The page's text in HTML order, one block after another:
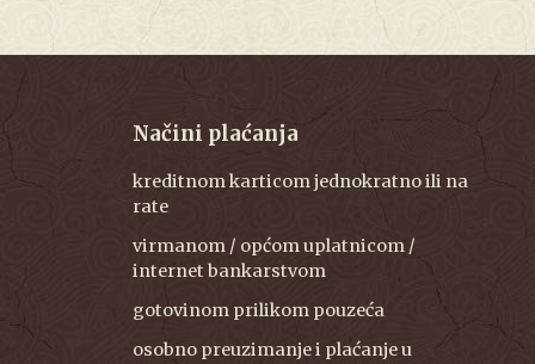
Načini plaćanja
kreditnom karticom jednokratno ili na
rate
virmanom / općom uplatnicom /
internet bankarstvom
gotovinom prilikom pouzeća
osobno preuzimanje i plaćanje u